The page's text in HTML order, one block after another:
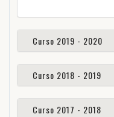
Curso 2019 - 2020
Curso 2018 - 2019
Curso 2017 - 2018